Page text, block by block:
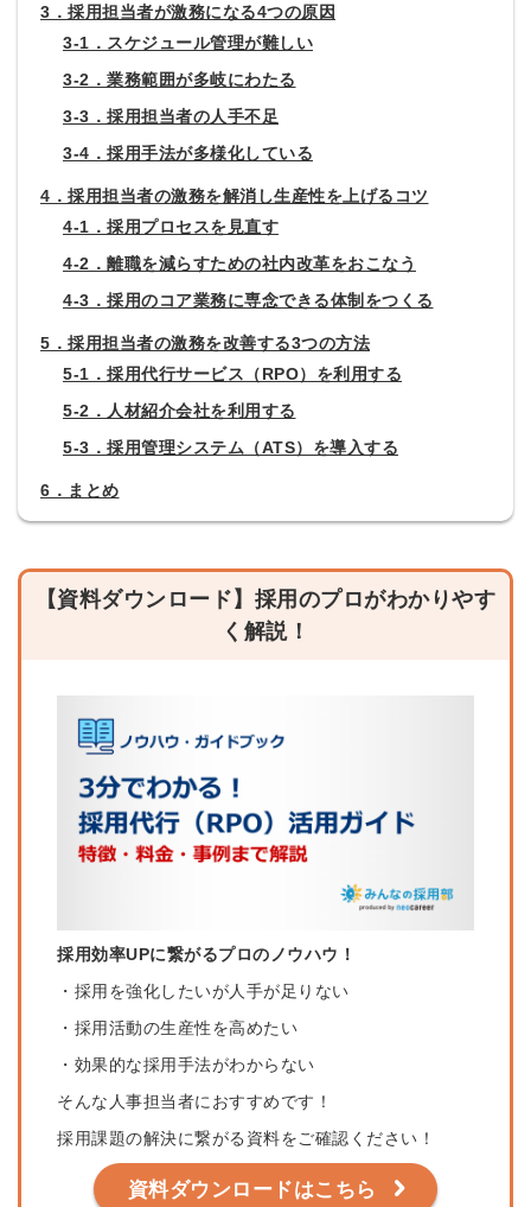
3．採用担当者が激務になる4つの原因
3-1．スケジュール管理が難しい
3-2．業務範囲が多岐にわたる
3-3．採用担当者の人手不足
3-4．採用手法が多様化している
4．採用担当者の激務を解消し生産性を上げるコツ
4-1．採用プロセスを見直す
4-2．離職を減らすための社内改革をおこなう
4-3．採用のコア業務に専念できる体制をつくる
5．採用担当者の激務を改善する3つの方法
5-1．採用代行サービス（RPO）を利用する
5-2．人材紹介会社を利用する
5-3．採用管理システム（ATS）を導入する
6．まとめ
【資料ダウンロード】採用のプロがわかりやす
く解説！
採用効率UPに繋がるプロのノウハウ！
・採用を強化したいが人手が足りない
・採用活動の生産性を高めたい
・効果的な採用手法がわからない
そんな人事担当者におすすめです！
採用課題の解決に繋がる資料をご確認ください！
資料ダウンロードはこちら